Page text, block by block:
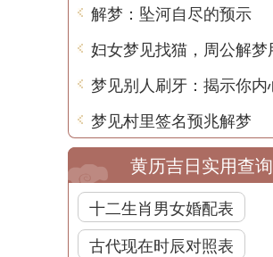
解梦：坠河自尽的预示
梦见村里签名预兆解梦
黄历吉日实用查询
十二生肖男女婚配表
古代现在时辰对照表